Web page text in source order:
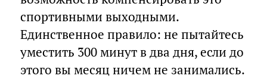
спортивными выходными.
Единственное правило: не пытайтесь
уместить 300 минут в два дня, если до
этого вы месяц ничем не занимались.